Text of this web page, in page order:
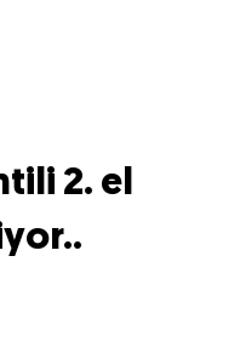
2. el